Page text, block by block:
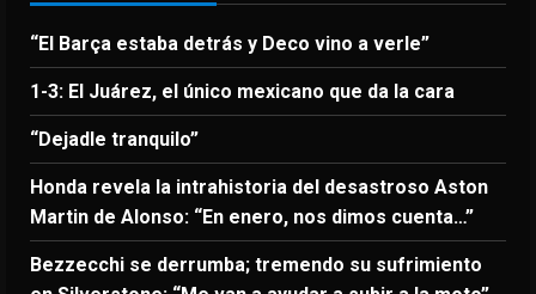
“El Barça estaba detrás y Deco vino a verle”
1-3: El Juárez, el único mexicano que da la cara
“Dejadle tranquilo”
Honda revela la intrahistoria del desastroso Aston
Martin de Alonso: “En enero, nos dimos cuenta…”
Bezzecchi se derrumba; tremendo su sufrimiento